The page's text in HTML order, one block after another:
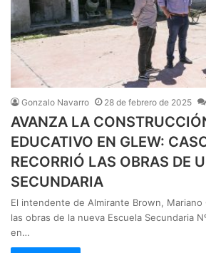
Gonzalo Navarro 28 de febrero de 2025
AVANZA LA
EDUCATIVO EN GLEW:
RECORRIÓ LAS OBRAS DE
SECUNDARIA
El intendente de Almirante Brown, Mariano
las obras de la nueva Escuela Secundaria
en…